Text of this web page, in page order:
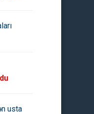
usta